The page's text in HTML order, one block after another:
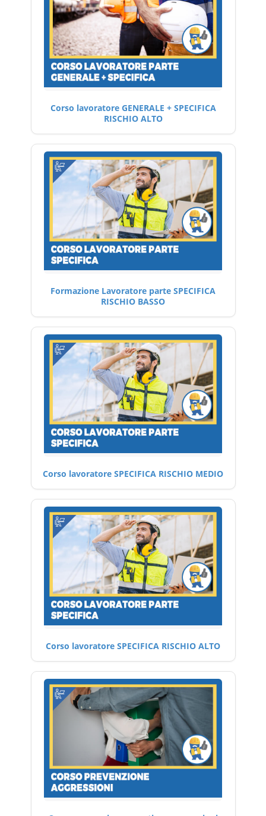
Corso lavoratore GENERALE + SPECIFICA
RISCHIO ALTO
Formazione Lavoratore parte SPECIFICA
RISCHIO BASSO
Corso lavoratore SPECIFICA RISCHIO MEDIO
Corso lavoratore SPECIFICA RISCHIO ALTO